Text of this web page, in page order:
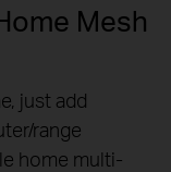
Mesh
just add
range
home multi-